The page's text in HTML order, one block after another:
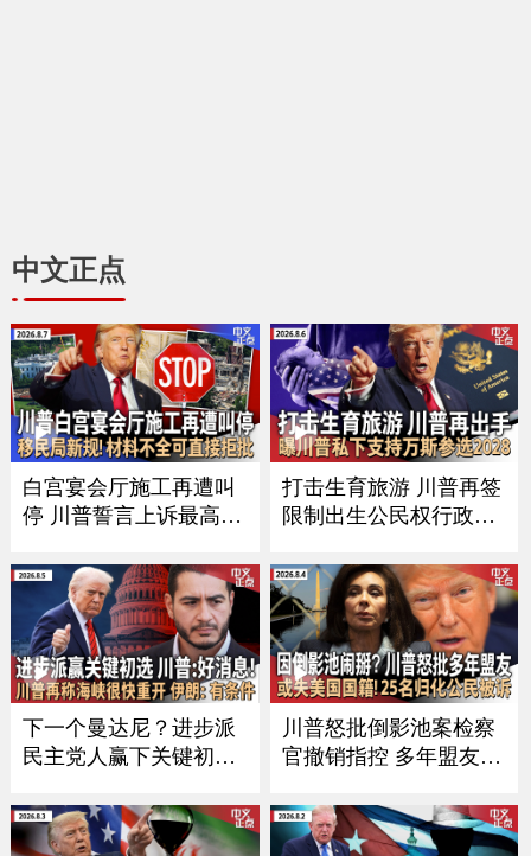
中文正点
白宫宴会厅施工再遭叫
停 川普誓言上诉最高法
名确认扫除关键障碍｜
意外！全美7月就业减少
2.3万｜移民局新规：材
料不全可直接拒批｜8死
30多伤！泰国突发校园
枪案《中文正点》26.8.7
打击生育旅游 川普再签
限制出生公民权行政令
缺报道 力挺赫格塞斯｜
参院委员会表决认定福
契藐视国会｜麦康奈尔
通报最新健康状况｜曝
川普私下支持万斯选202
8 《中文正点》26.8.6
下一个曼达尼？进步派
民主党人赢下关键初选
木兹海峡很快重开 伊朗
披露协议细节｜川普搭
川普怒批倒影池案检察
官撤销指控 多年盟友或
诉川普最新全球关税｜
史上最大规模！司法部